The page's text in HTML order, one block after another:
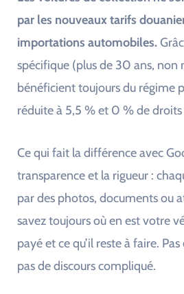
par les nouveaux tarifs
importations automobiles.
spécifique (plus de 30 ans, non
bénéficient toujours du régime
réduite à 5,5 % et 0 % de
Ce qui fait la différence avec
transparence et la rigueur :
par des photos, documents ou
savez toujours où en est votre
payé et ce qu’il reste à faire.
pas de discours compliqué.